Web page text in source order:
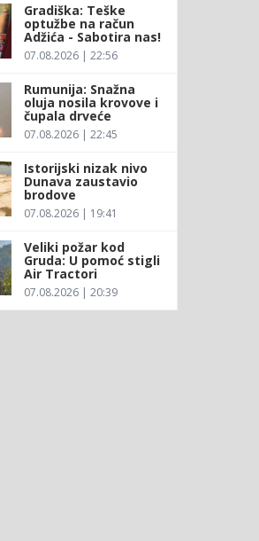
Gradiška: Teške
optužbe na račun
Adžića - Sabotira nas!
07.08.2026 | 22:56
Rumunija: Snažna
oluja nosila krovove i
čupala drveće
07.08.2026 | 22:45
Istorijski nizak nivo
Dunava zaustavio
brodove
07.08.2026 | 19:41
Veliki požar kod
Gruda: U pomoć stigli
Air Tractori
07.08.2026 | 20:39